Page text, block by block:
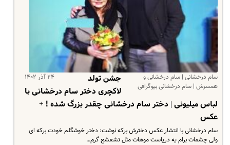
سام درخشانی | سام درخشانی و
همسرش | سام درخشانی بیوگرافی
۲۴ آذر ۱۴۰۲
جشن تولد
لاکچری دختر سام درخشانی با
لباس میلیونی | دختر سام درخشانی چقدر بزرگ شده ! +
عکس
سام درخشانی با انتشار عکس دخترش برکه نوشت: دختر خوشگلم خودت برکه ای
ولی چشمات برام یه دریاست موهات مثل تشعشع گرم…